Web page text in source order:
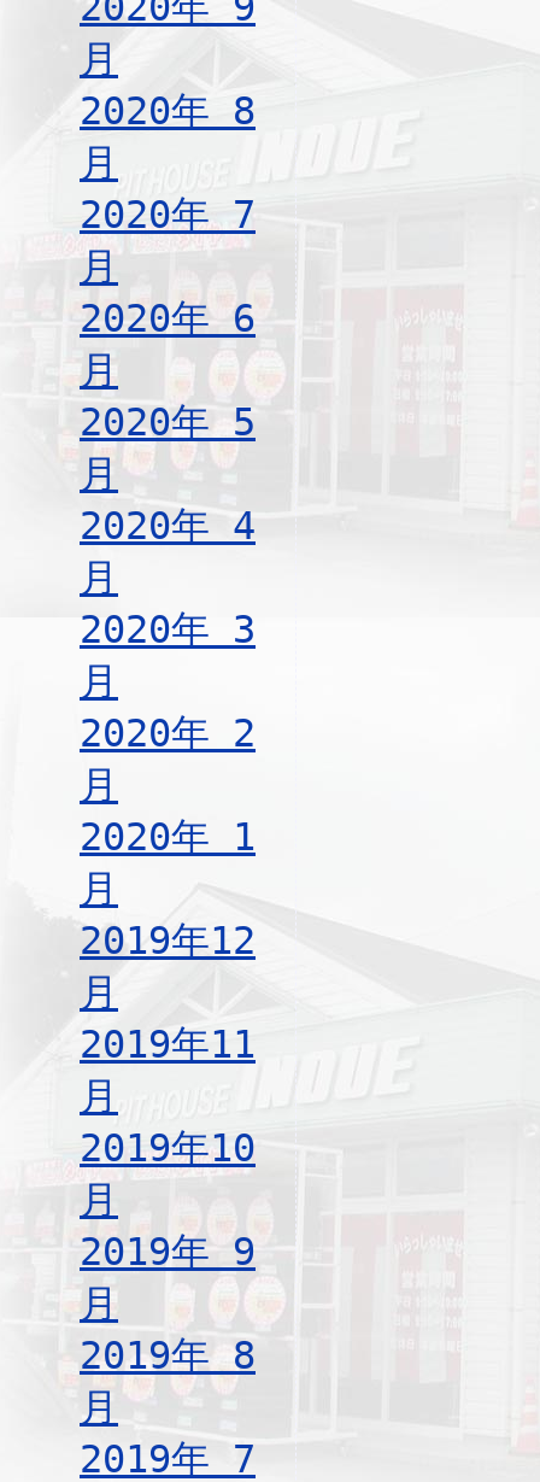
月
2020年 8
月
2020年 7
月
2020年 6
月
2020年 5
月
2020年 4
月
2020年 3
月
2020年 2
月
2020年 1
月
2019年12
月
2019年11
月
2019年10
月
2019年 9
月
2019年 8
月
2019年 7